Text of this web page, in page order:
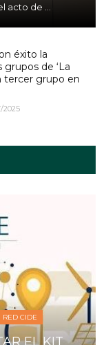
acto de ...
éxito la
de ‘La
tercer grupo en
2025
RED CIDE
EL KIT